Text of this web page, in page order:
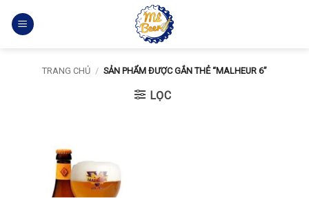
qua
TRANG CHỦ / SẢN PHẨM ĐƯỢC GẮN THẺ “MALHEUR 6”
LỌC